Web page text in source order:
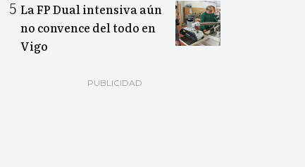
La FP Dual intensiva aún
no convence del todo en
Vigo